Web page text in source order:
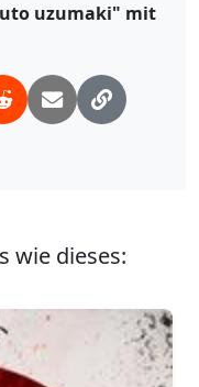
uzumaki" mit
wie dieses: